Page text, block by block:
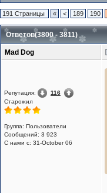
191 Страницы « < 189 190
Ответов(3800 - 3811)
Mad Dog
Репутация:
116
Старожил
Группа: Пользователи
Сообщений: 3 923
С нами с: 31-October 06